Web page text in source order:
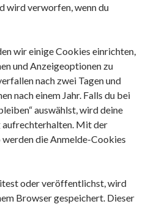
wird verworfen, wenn du
wir einige Cookies einrichten,
und Anzeigeoptionen zu
nach zwei Tagen und
nach einem Jahr. Falls du bei
auswählst, wird deine
aufrechterhalten. Mit der
die Anmelde-Cookies
oder veröffentlichst, wird
Browser gespeichert. Dieser